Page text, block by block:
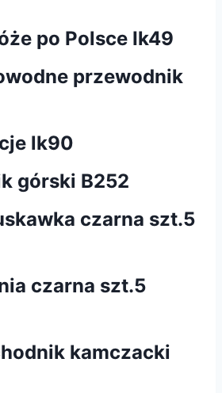
po Polsce Ik49
przewodnik
lk90
górski B252
czarna szt.5
czarna szt.5
kamczacki